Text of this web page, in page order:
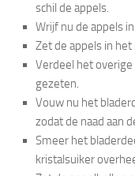
schil de appels.
Wrijf nu de appels
Zet de appels in
Verdeel het
gezeten.
Vouw nu het
zodat de naad aan
Smeer het
kristalsuiker